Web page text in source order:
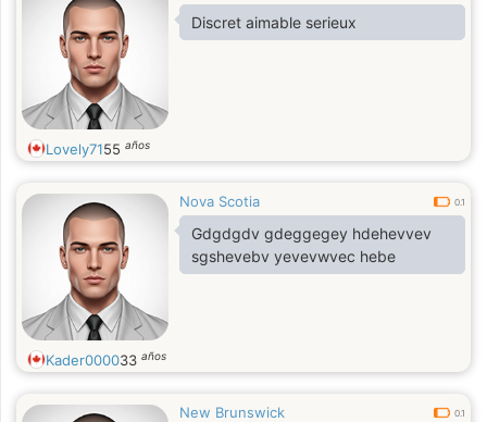
Discret aimable serieux
Lovely7155 años
Nova Scotia 0.1
Gdgdgdv gdeggegey hdehevvev
sgshevebv yevevwvec hebe
Kader000033 años
New Brunswick 0.1